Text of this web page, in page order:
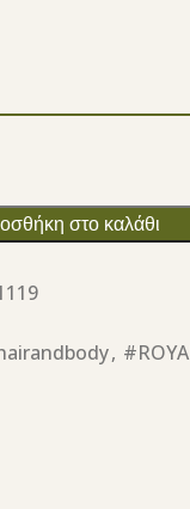
στο καλάθι
,